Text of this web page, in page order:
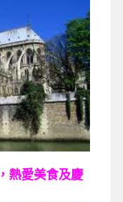
熱愛美食及慶